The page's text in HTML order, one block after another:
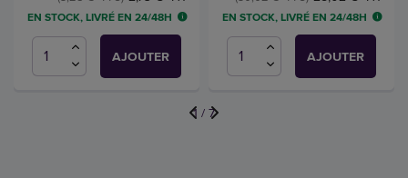
EN STOCK, LIVRÉ EN 24/48H
AJOUTER
EN STOCK, LIVRÉ EN 24/48H
AJOUTER
1 / 7